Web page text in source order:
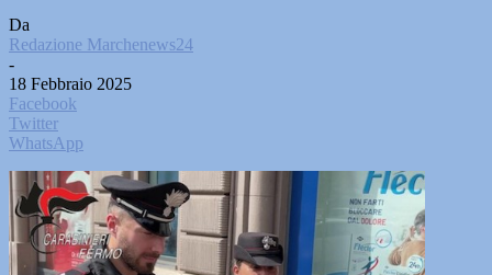
Da
Redazione Marchenews24
-
18 Febbraio 2025
Facebook
Twitter
WhatsApp